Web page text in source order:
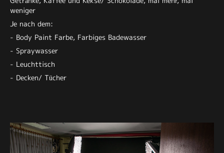
weniger
Je nach dem:
- Body Paint Farbe, Farbiges Badewasser
- Spraywasser
- Leuchttisch
- Decken/ Tücher